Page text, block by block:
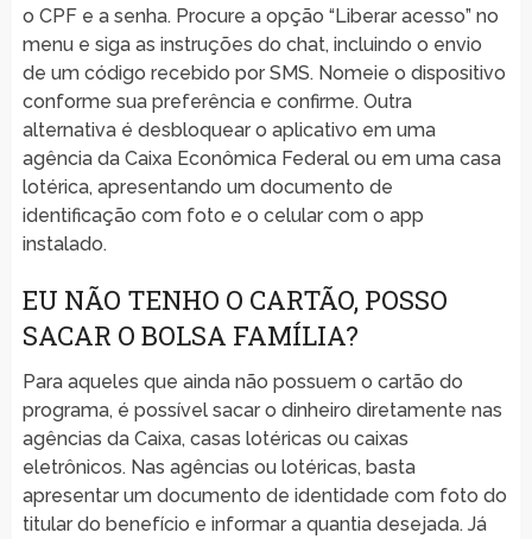
o CPF e a senha. Procure a opção “Liberar acesso” no
menu e siga as instruções do chat, incluindo o envio
de um código recebido por SMS. Nomeie o dispositivo
conforme sua preferência e confirme. Outra
alternativa é desbloquear o aplicativo em uma
agência da Caixa Econômica Federal ou em uma casa
lotérica, apresentando um documento de
identificação com foto e o celular com o app
instalado.
EU NÃO TENHO O CARTÃO, POSSO
SACAR O BOLSA FAMÍLIA?
Para aqueles que ainda não possuem o cartão do
programa, é possível sacar o dinheiro diretamente nas
agências da Caixa, casas lotéricas ou caixas
eletrônicos. Nas agências ou lotéricas, basta
apresentar um documento de identidade com foto do
titular do benefício e informar a quantia desejada. Já